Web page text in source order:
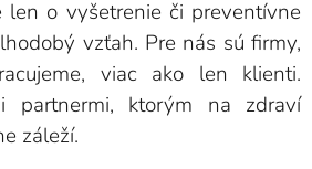
len o vyšetrenie či preventívne
vzťah. Pre nás sú firmy,
viac ako len klienti.
partnermi, ktorým na zdraví
záleží.